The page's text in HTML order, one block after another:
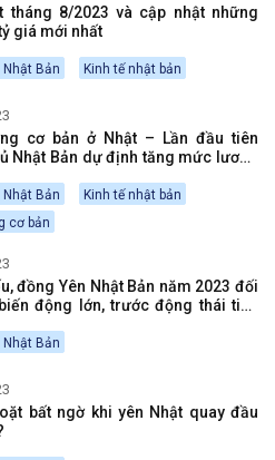
tháng 8/2023 và cập nhật những
giá mới nhất
Bản Kinh tế nhật bản
cơ bản ở Nhật – Lần đầu tiên
Nhật Bản dự định tăng mức lương
Bản
Kinh tế nhật bản
cơ bản
đồng Yên Nhật Bản năm 2023 đối
động lớn, trước động thái tiếp
Bản
bất ngờ khi yên Nhật quay đầu